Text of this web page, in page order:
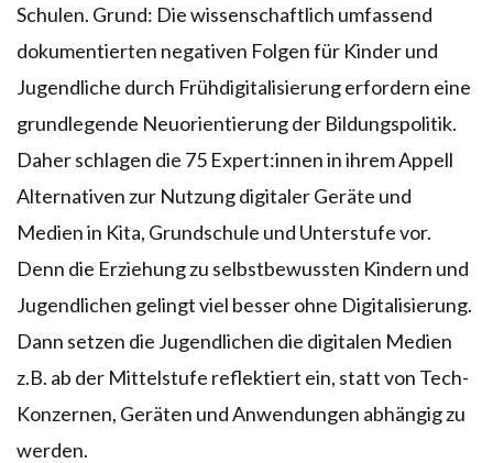
Schulen. Grund: Die wissenschaftlich umfassend
dokumentierten negativen Folgen für Kinder und
Jugendliche durch Frühdigitalisierung erfordern eine
grundlegende Neuorientierung der Bildungspolitik.
Daher schlagen die 75 Expert:innen in ihrem Appell
Alternativen zur Nutzung digitaler Geräte und
Medien in Kita, Grundschule und Unterstufe vor.
Denn die Erziehung zu selbstbewussten Kindern und
Jugendlichen gelingt viel besser ohne Digitalisierung.
Dann setzen die Jugendlichen die digitalen Medien
z.B. ab der Mittelstufe reflektiert ein, statt von Tech-
Konzernen, Geräten und Anwendungen abhängig zu
werden.